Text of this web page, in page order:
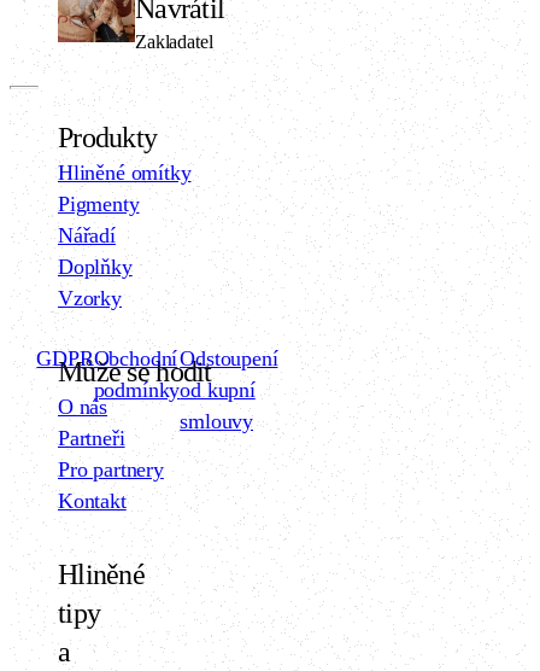
Navrátil
Zakladatel
Produkty
Hliněné omítky
Pigmenty
Nářadí
Doplňky
Vzorky
Může se hodit
O nás
Partneři
Pro partnery
Kontakt
Hliněné
tipy
a
GDPRObchodní
podmínky
Odstoupení
od kupní
smlouvy